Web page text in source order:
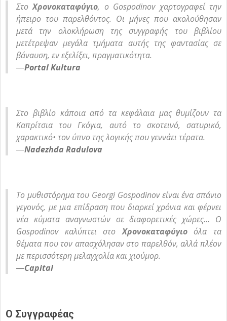
ΣτοΧρονοκαταφύγιο, ο Gospodinov χαρτογραφεί την
ήπειρο του παρελθόντος. Οι μήνες που ακολούθησαν
μετά την ολοκλήρωση της συγγραφής του βιβλίου
μετέτρεψαν μεγάλα τμήματα αυτής της φαντασίας σε
βάναυση, εν εξελίξει, πραγματικότητα.
―Portal Kultura
Στο βιβλίο κάποια από τα κεφάλαια μας θυμίζουν τα
Καπρίτσια του Γκόγια, αυτό το σκοτεινό, σατυρικό,
χαρακτικό• τον ύπνο της λογικής που γεννάει τέρατα.
―Nadezhda Radulova
Το μυθιστόρημα του Georgi Gospodinov είναι ένα σπάνιο
γεγονός, με μια επίδραση που διαρκεί χρόνια και φέρνει
νέα κύματα αναγνωστών σε διαφορετικές χώρες… Ο
Gospodinov καλύπτει στοΧρονοκαταφύγιοόλα τα
θέματα που τον απασχόλησαν στο παρελθόν, αλλά πλέον
με περισσότερη μελαγχολία και χιούμορ.
―Capital
Ο Συγγραφέας